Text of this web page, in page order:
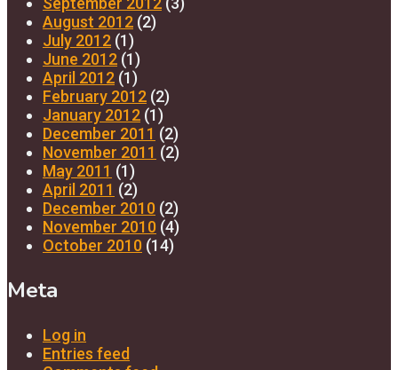
August 2012 (2)
July 2012 (1)
June 2012 (1)
April 2012 (1)
February 2012 (2)
January 2012 (1)
December 2011 (2)
November 2011 (2)
May 2011 (1)
April 2011 (2)
December 2010 (2)
November 2010 (4)
October 2010 (14)
Meta
Log in
Entries feed